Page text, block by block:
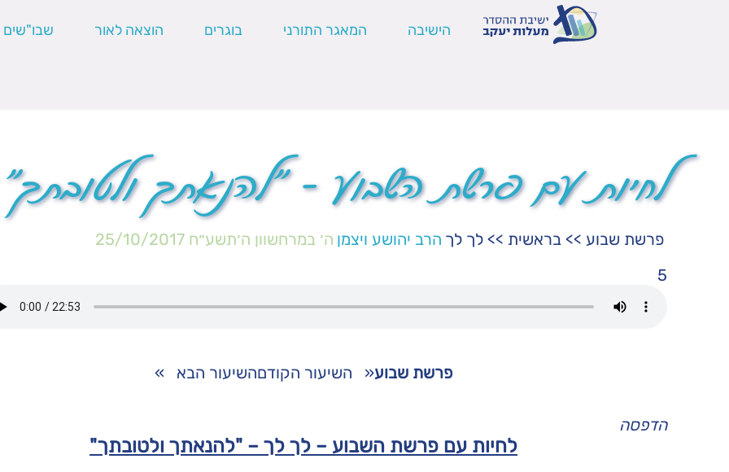
הישיבה המאגר התורני בוגרים הוצאה לאור שבו"שים
לחיות עם פרשת השבוע – "להנאתך ולטובתך"
פרשת שבוע >> בראשית >> לך לך הרב יהושע ויצמן ה׳ במרחשוון ה׳תשע״ח 25/10/2017
5
פרשת שבוע« השיעור הקודםהשיעור הבא »
הדפסה
לחיות עם פרשת השבוע – לך לך – "להנאתך ולטובתך"